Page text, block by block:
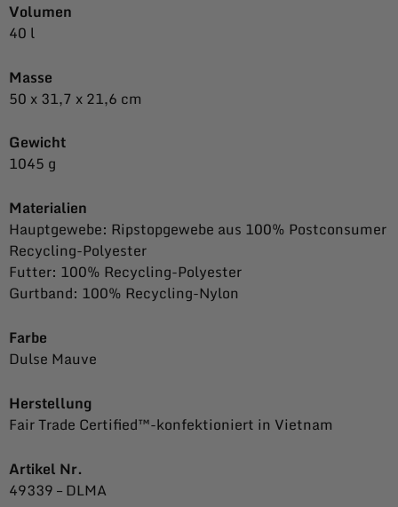
Volumen
40 l
Masse
50 x 31,7 x 21,6 cm
Gewicht
1045 g
Materialien
Hauptgewebe: Ripstopgewebe aus 100% Postconsumer
Recycling-Polyester
Futter: 100% Recycling-Polyester
Gurtband: 100% Recycling-Nylon
Farbe
Dulse Mauve
Herstellung
Fair Trade Certified™-konfektioniert in Vietnam
Artikel Nr.
49339 –DLMA